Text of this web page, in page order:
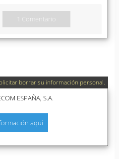
1 Comentario
borrar su información personal.
ESPAÑA, S.A.
aquí